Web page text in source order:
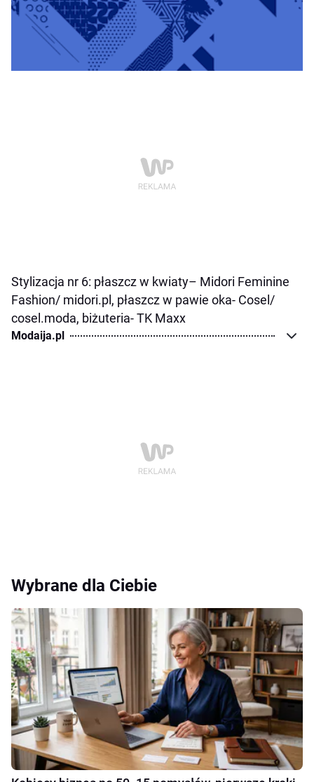
Stylizacja nr 6: płaszcz w kwiaty– Midori Feminine
Fashion/ midori.pl, płaszcz w pawie oka- Cosel/
cosel.moda, biżuteria- TK Maxx
Modaija.pl
Wybrane dla Ciebie